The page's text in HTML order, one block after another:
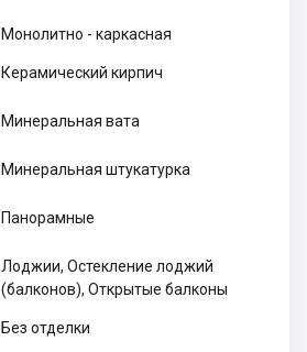
Монолитно - каркасная
Керамический кирпич
Минеральная вата
Минеральная штукатурка
Панорамные
Лоджии, Остекление лоджий
(балконов), Открытые балконы
Без отделки